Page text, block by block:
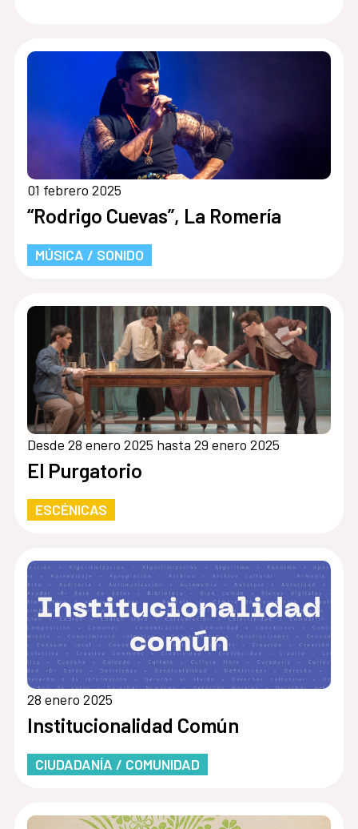
01 febrero 2025
“Rodrigo Cuevas”, La Romería
MÚSICA / SONIDO
Desde 28 enero 2025 hasta 29 enero 2025
El Purgatorio
ESCÉNICAS
28 enero 2025
Institucionalidad Común
CIUDADANÍA / COMUNIDAD